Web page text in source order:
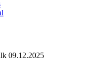
09.12.2025